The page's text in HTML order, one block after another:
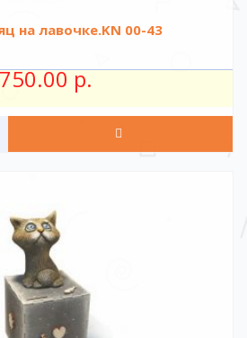
на лавочке.KN 00-43
750.00 р.